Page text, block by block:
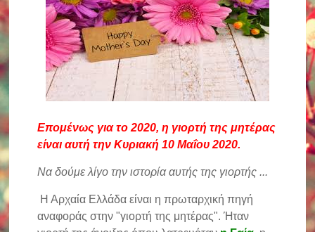
Επομένως για το 2020, η γιορτή της μητέρας
είναι αυτή την Κυριακή 10 Μαΐου 2020.
Να δούμε λίγο την ιστορία αυτής της γιορτής ...
Η Αρχαία Ελλάδα είναι η πρωταρχική πηγή
αναφοράς στην "γιορτή της μητέρας". Ήταν